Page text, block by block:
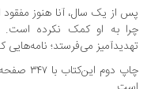
پس از یک سال، آنا هنوز
چرا به او کمک نکرده است.
تهدیدآمیز می‌فرستد؛ نامه‌هایی